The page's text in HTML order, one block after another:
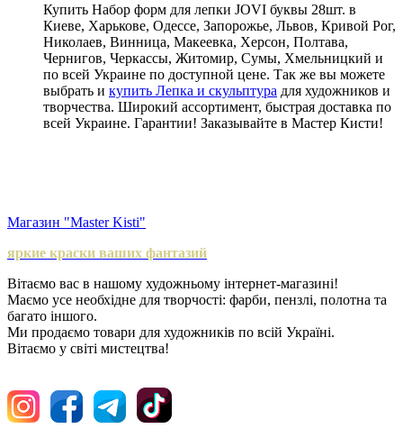
Купить Набор форм для лепки JOVI буквы 28шт. в
Киеве, Харькове, Одессе, Запорожье, Львов, Кривой Рог,
Николаев, Винница, Макеевка, Херсон, Полтава,
Чернигов, Черкассы, Житомир, Сумы, Хмельницкий и
по всей Украине по доступной цене. Так же вы можете
выбрать и купить Лепка и скульптура для художников и
творчества. Широкий ассортимент, быстрая доставка по
всей Украине. Гарантии! Заказывайте в Мастер Кисти!
Магазин "Master Kisti"
яркие краски ваших фантазий
Вітаємо вас в нашому художньому інтернет-магазині!
Маємо усе необхідне для творчості: фарби, пензлі, полотна та
багато іншого.
Ми продаємо товари для художників по всій Україні.
Вітаємо у світі мистецтва!